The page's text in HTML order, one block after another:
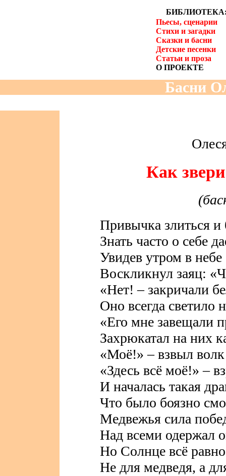
Пьесы, сценарии
Стихи и загадки
Сказки и басни
Детские песенки
Статьи и проза
О ПРОЕКТЕ
Басни
Как
Привычка злиться и
Знать часто о себе
Увидев утром в
Воскликнул заяц:
«Нет! – закричали
Оно всегда светило
«Его мне завещали
Захрюкатал на них
«Моё!» – взвыл волк
«Здесь всё моё!» –
И началась такая
Что было боязно
Медвежья сила
Над всеми одержал
Но Солнце всё
Не для медведя, а